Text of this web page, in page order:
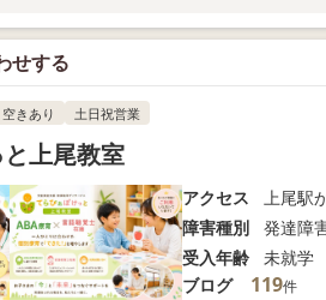
せする
空きあり 土日祝営業
上尾教室
アクセス
上尾駅
障害種別
発達障
受入年齢
未就学
ブログ
119件